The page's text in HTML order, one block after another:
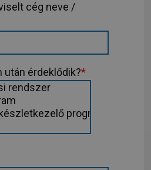
cég neve /
után érdeklődik?*